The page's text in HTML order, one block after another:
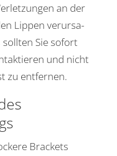
an der
Lippen verur­sa­
sollten Sie sofort
und nicht
zu entfernen.
Brackets